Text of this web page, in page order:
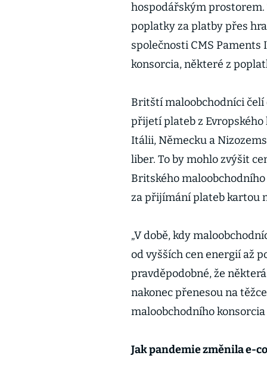
hospodářským
poplatky za platby přes
společnosti CMS
konsorcia, některé z
Britští maloobchodníci
přijetí plateb z
Itálii, Německu a
liber. To by mohlo zvýšit
Britského
za přijímání plateb kartou
„V době, kdy
od vyšších cen energií až
pravděpodobné, že
nakonec přenesou na
maloobchodního
Jak pandemie změnila e-